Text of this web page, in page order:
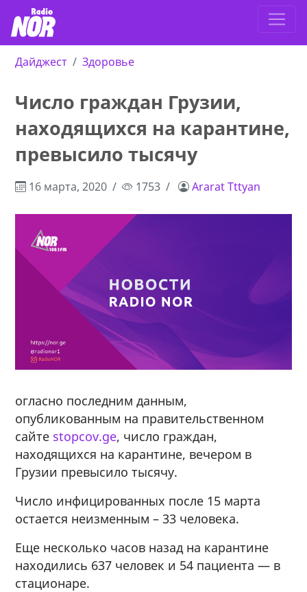
Дайджест Здоровье
Число граждан Грузии,
находящихся на карантине,
превысило тысячу
16 марта, 2020 1753 Ararat Tttyan
огласно последним данным,
опубликованным на правительственном
сайте stopcov.ge, число граждан,
находящихся на карантине, вечером в
Грузии превысило тысячу.
Число инфицированных после 15 марта
остается неизменным – 33 человека.
Еще несколько часов назад на карантине
находились 637 человек и 54 пациента — в
стационаре.